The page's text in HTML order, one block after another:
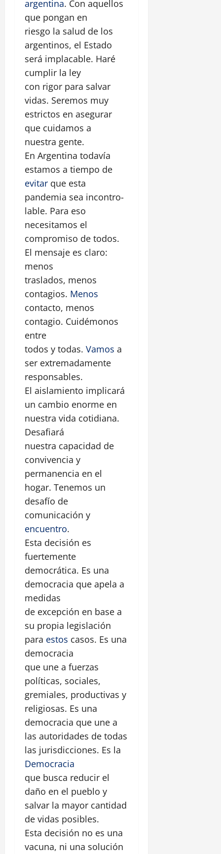
argentina. Con aquellos
que pongan en
riesgo la salud de los
argentinos, el Estado
será implacable. Haré
cumplir la ley
con rigor para salvar
vidas. Seremos muy
estrictos en asegurar
que cuidamos a
nuestra gente.
En Argentina todavía
estamos a tiempo de
evitar que esta
pandemia sea incontro-
lable. Para eso
necesitamos el
compromiso de todos.
El mensaje es claro:
menos
traslados, menos
contagios. Menos
contacto, menos
contagio. Cuidémonos
entre
todos y todas. Vamos a
ser extremadamente
responsables.
El aislamiento implicará
un cambio enorme en
nuestra vida cotidiana.
Desafiará
nuestra capacidad de
convivencia y
permanencia en el
hogar. Tenemos un
desafío de
comunicación y
encuentro.
Esta decisión es
fuertemente
democrática. Es una
democracia que apela a
medidas
de excepción en base a
su propia legislación
para estos casos. Es una
democracia
que une a fuerzas
políticas, sociales,
gremiales, productivas y
religiosas. Es una
democracia que une a
las autoridades de todas
las jurisdicciones. Es la
Democracia
que busca reducir el
daño en el pueblo y
salvar la mayor cantidad
de vidas posibles.
Esta decisión no es una
vacuna, ni una solución